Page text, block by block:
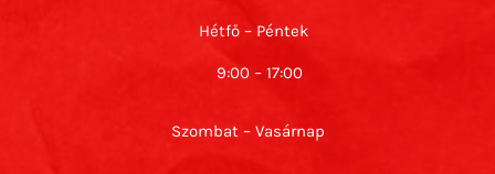
Hétfő – Péntek
9:00 – 17:00
Szombat – Vasárnap